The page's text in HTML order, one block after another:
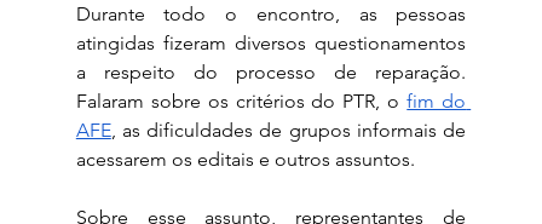
Durante todo o encontro, as pessoas
atingidas fizeram diversos questionamentos
a respeito do processo de reparação.
Falaram sobre os critérios do PTR, o fim do
AFE, as dificuldades de grupos informais de
acessarem os editais e outros assuntos.
Sobre esse assunto, representantes de